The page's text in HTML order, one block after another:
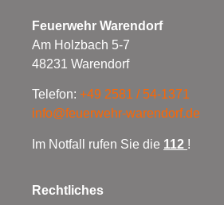
Feuerwehr Warendorf
Am Holzbach 5-7
48231 Warendorf
Telefon: +49 2581 / 54-1371
info@feuerwehr-warendorf.de
Im Notfall rufen Sie die 112 !
Rechtliches